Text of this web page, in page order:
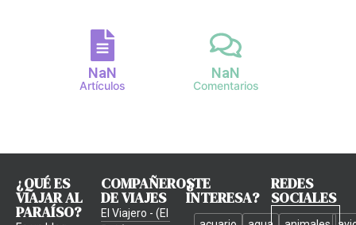
NaN
Artículos
NaN
Comentarios
¿QUÉ ES
VIAJAR AL
PARAÍSO?
COMPAÑEROS
DE VIAJES
El Viajero - (El
¿TE
INTERESA?
REDES
SOCIALES